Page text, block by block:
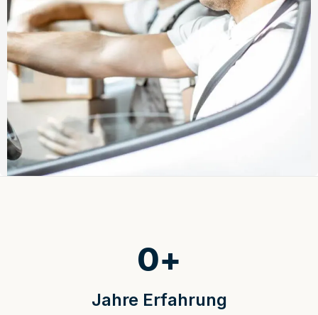
Jahre Erfahrung
0+